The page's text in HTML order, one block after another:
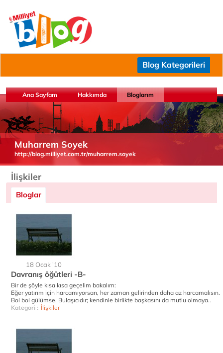
Blog Kategorileri
Ana Sayfam Hakkımda Bloglarım
Muharrem Soyek
http://blog.milliyet.com.tr/muharrem.soyek
İlişkiler
Bloglar
18 Ocak '10
Davranış öğütleri -B-
Bir de şöyle kısa kısa geçelim bakalım:
Eğer yatırım için harcamıyorsan, her zaman gelirinden daha az harcamalısın.
Bol bol gülümse. Bulaşıcıdır; kendinle birlikte başkasını da mutlu olmaya..
Kategori : İlişkiler